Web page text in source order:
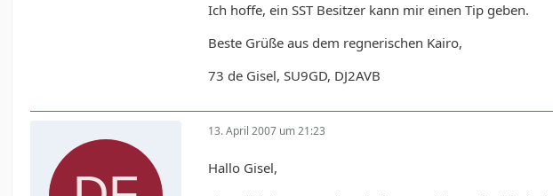
Ich hoffe, ein SST Besitzer kann mir einen Tip geben.
Beste Grüße aus dem regnerischen Kairo,
73 de Gisel, SU9GD, DJ2AVB
13. April 2007 um 21:23
Hallo Gisel,